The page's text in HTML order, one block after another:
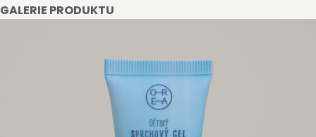
GALERIE PRODUKTU